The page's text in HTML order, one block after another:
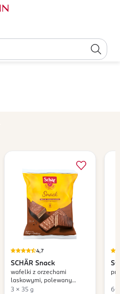
4,7
SCHÄR Snack
wafelki z orzechami
laskowymi, polewany
czekoladą, bezglutenowy
3 x 35 g 60